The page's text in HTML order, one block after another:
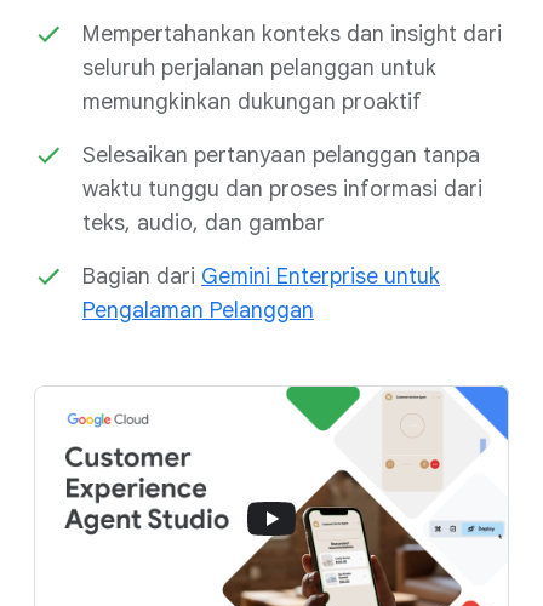
Mempertahankan konteks dan insight dari
seluruh perjalanan pelanggan untuk
memungkinkan dukungan proaktif
Selesaikan pertanyaan pelanggan tanpa
waktu tunggu dan proses informasi dari
teks, audio, dan gambar
Bagian dari Gemini Enterprise untuk
Pengalaman Pelanggan